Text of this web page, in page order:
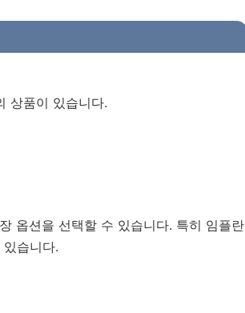
상품이 있습니다.
옵션을 선택할 수 있습니다. 특히 임플란
습니다.